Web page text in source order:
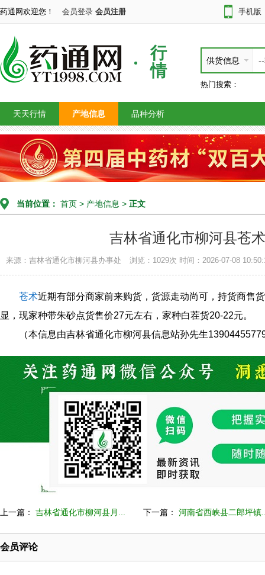
药通网欢迎您！ 会员登录 会员注册 手机版
行
情
供货信息
热门搜索：
天天行情 产地信息 品种分析
当前位置： 首页 > 产地信息 > 正文
吉林省通化市柳河县苍
来源：吉林省通化市柳河县办事处 浏览：1029次 时间：2026-07-08
苍术近期有部分商家前来购货，货源走动尚可，持货商售
显，现家种带朱砂点货售价27元左右，家种白茬货20-22元。
（本信息由吉林省通化市柳河县信息站孙先生
上一篇： 吉林省通化市柳河县月... 下一篇： 河南省西峡县二郎坪镇
会员评论